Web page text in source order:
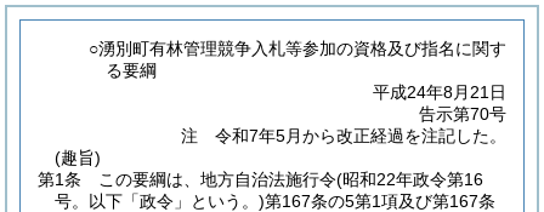
○湧別町有林管理競争入札等参加の資格及び指名に関す
る要綱
平成24年8月21日
告示第70号
注 令和7年5月から改正経過を注記した。
(趣旨)
第1条
この要綱は、地方自治法施行令(昭和22年政令第16
号。以下「政令」という。)第167条の5第1項及び第167条